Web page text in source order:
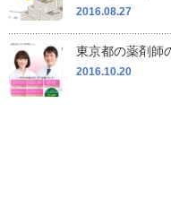
2016.08.27
東京都の薬剤師
2016.10.20